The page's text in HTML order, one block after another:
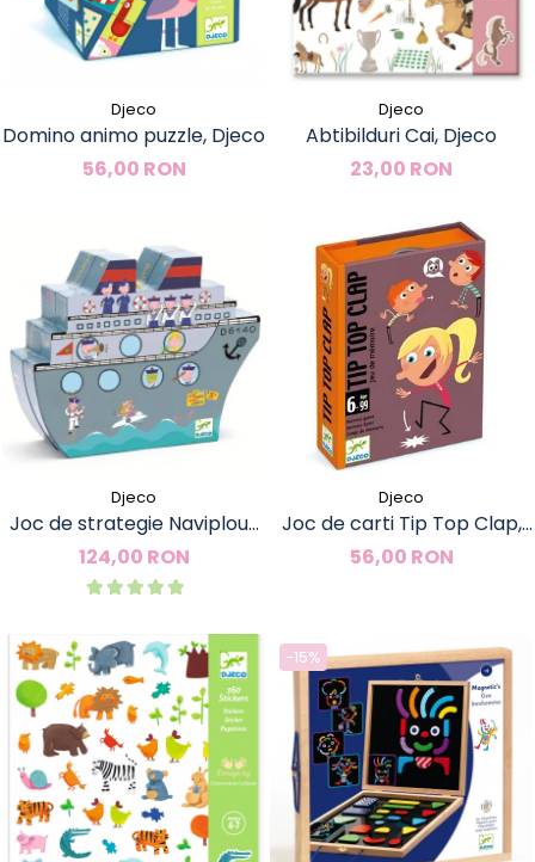
Djeco
Domino animo puzzle, Djeco
56,00 RON
Djeco
Abtibilduri Cai, Djeco
23,00 RON
Djeco
Joc de strategie Naviplouf,
Djeco
124,00 RON
Djeco
Joc de carti Tip Top Clap,
Djeco
56,00 RON
-15%